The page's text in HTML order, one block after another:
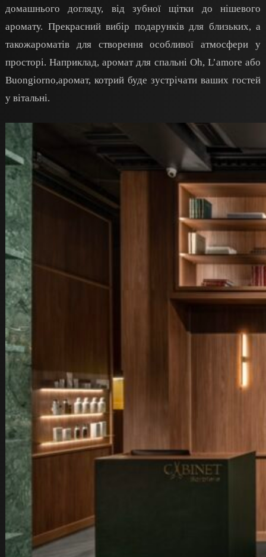
домашнього догляду, від зубної щітки до нішевого
аромату. Прекрасний вибір подарунків для близьких, а
такожароматів для створення особливої атмосфери у
просторі. Наприклад, аромат для спальні Oh, L’amore або
Buongiorno,аромат, котрий буде зустрічати ваших гостей
у вітальні.